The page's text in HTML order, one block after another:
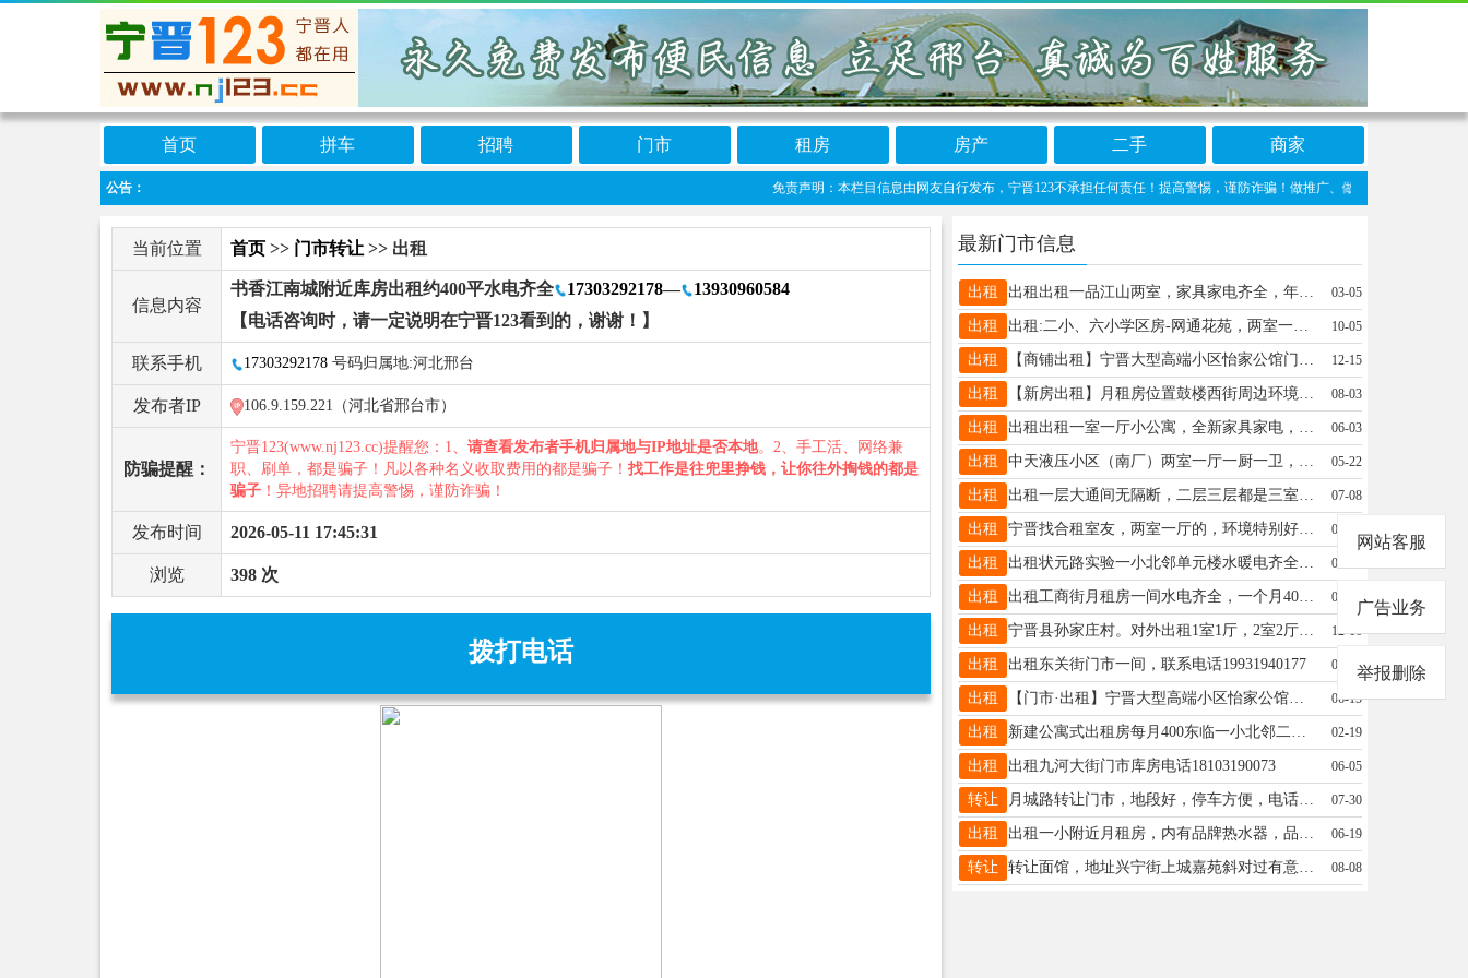
首页 拼车 招聘 门市 租房 房产 二手 商家
公告： 免责声明：本栏目信息由网友自行发布，宁晋123不承担任何责任！提高警惕，谨防诈骗！做推广、做信息置顶！请加宁晋
当前位置 首页 >> 门市转让 >> 出租
信息内容
书香江南城附近库房出租约400平水电齐全 17303292178—
13930960584
【电话咨询时，请一定说明在宁晋123看到的，谢谢！】
联系手机 17303292178 号码归属地:河北邢台
发布者IP 106.9.159.221（河北省邢台市）
防骗提醒：
宁晋123(www.nj123.cc)提醒您：1、 请查看发布者手机归属地与IP地址是否本地。2、手工活、网络兼
职、刷单，都是骗子！凡以各种名义收取费用的都是骗子！ 找工作是往兜里挣钱，让你往外掏钱的都是
骗子 ！异地招聘请提高警惕，谨防诈骗！
发布时间 2026-05-11 17:45:31
浏览 398 次
拨打电话
最新门市信息
出租 出租出租一品江山两室，家具家电齐全，年租金一万二，看房18833466015 03-05
出租 出租:二小、六小学区房-网通花苑，两室一厅，家具家电齐全，找干净租户，年租1万6，电话15613910277 10-05
出租 【商铺出租】宁晋大型高端小区怡家公馆门市一间出租，上下两层，面积120㎡，适合快递驿站、早餐点、餐饮、美容美发、烟酒等等，紧邻天宝街，联系电话15175454100 12-15
出租 【新房出租】月租房位置鼓楼西街周边环境交通便利，有成熟购物商圈，一室一卫，电梯入户，月租年租均可，家电家具设置齐全可拎包入住！欢迎随时来看房！电话：13363788337/17320861775 08-03
出租 出租出租一室一厅小公寓，全新家具家电，免费wifi，独立厨房，卫生间，拎包即可入住，无物业费，停车方便！地址：颐和明珠东行300米 电话📞13663195519 06-03
出租 中天液压小区（南厂）两室一厅一厨一卫，家具齐全，领包入住。联系：13731597045 05-22
出租 出租一层大通间无隔断，二层三层都是三室两厅带卫生间，可办小餐桌辅导班直播住宿，地址友谊大街小学西行50米路北电话15933371674 07-08
出租 宁晋找合租室友，两室一厅的，环境特别好，爱干净就行，短租也可以，男女都可以，本人租户，不是房东也不是中介，联系：15614331862 07-16
出租 出租状元路实验一小北邻单元楼水暖电齐全电话15127935071 03-09
出租 出租工商街月租房一间水电齐全，一个月400，电话13403290940 06-11
出租 宁晋县孙家庄村。对外出租1室1厅，2室2厅。装修精致宽敞明亮，停车方便近邻大街。13932976336 12-16
出租 出租东关街门市一间，联系电话19931940177 04-15
出租 【门市·出租】宁晋大型高端小区怡家公馆门市一间出租，上下两层，面积120㎡，适合烧烤（停车方便）餐饮、鲜花店、艺术教育、美容美发、烟酒等等，紧邻天宝街，联系电话19220839081 06-15
出租 新建公寓式出租房每月400东临一小北邻二院实墙屋内全新设施可领包入住电话15690387289 02-19
出租 出租九河大街门市库房电话18103190073 06-05
转让 月城路转让门市，地段好，停车方便，电话13731590173 07-30
出租 出租一小附近月租房，内有品牌热水器，品牌变频空调，大床，衣柜，滚筒洗衣机，环境好，交通方便，拎包入住，欢迎来电：13483935450，13731581148 06-19
转让 转让面馆，地址兴宁街上城嘉苑斜对过有意者联系13503394156 08-08
网站客服
广告业务
举报删除